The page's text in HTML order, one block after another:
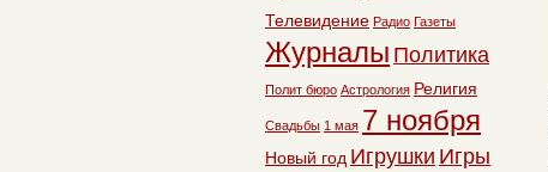
Телевидение Радио Газеты
Журналы Политика
Полит бюро Астрология Религия
Свадьбы 1 мая 7 ноября
Новый год Игрушки Игры